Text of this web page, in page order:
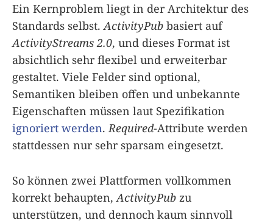
Ein Kernproblem liegt in der Architektur des
Standards selbst. ActivityPub basiert auf
ActivityStreams 2.0, und dieses Format ist
absichtlich sehr flexibel und erweiterbar
gestaltet. Viele Felder sind optional,
Semantiken bleiben offen und unbekannte
Eigenschaften müssen laut Spezifikation
ignoriert werden. Required-Attribute werden
stattdessen nur sehr sparsam eingesetzt.
So können zwei Plattformen vollkommen
korrekt behaupten, ActivityPub zu
unterstützen, und dennoch kaum sinnvoll